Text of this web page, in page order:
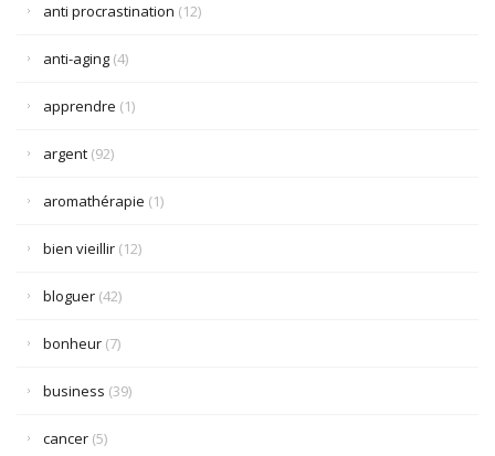
anti procrastination (12)
anti-aging (4)
apprendre (1)
argent (92)
aromathérapie (1)
bien vieillir (12)
bloguer (42)
bonheur (7)
business (39)
cancer (5)